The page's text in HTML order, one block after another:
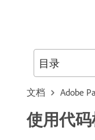
文档 Adobe
使用代
目录